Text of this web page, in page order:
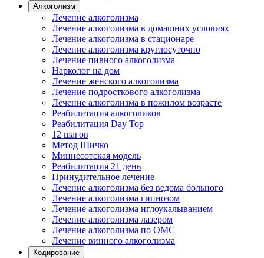
Алкоголизм
Лечение алкоголизма
Лечение алкоголизма в домашних условиях
Лечение алкоголизма в стационаре
Лечение алкоголизма круглосуточно
Лечение пивного алкоголизма
Нарколог на дом
Лечение женского алкоголизма
Лечение подросткового алкоголизма
Лечение алкоголизма в пожилом возрасте
Реабилитация алкоголиков
Реабилитация Day Top
12 шагов
Метод Шичко
Миннесотская модель
Реабилитация 21 день
Принудительное лечение
Лечение алкоголизма без ведома больного
Лечение алкоголизма гипнозом
Лечение алкоголизма иглоукалыванием
Лечение алкоголизма лазером
Лечение алкоголизма по ОМС
Лечение винного алкоголизма
Кодирование